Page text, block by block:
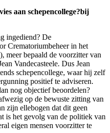
aan schepencollege?bij
ingediend? De
Crematoriumbeheer in het
meer bepaald de voorzitter van
Vandecasteele. Dus Jean
schepencollege, waar hij zelf
positief te adviseren.
nog objectief beoordelen?
op de bewuste zitting van
zijn ellebogen dat dit geen
is het gevolg van de politiek van
eigen mensen voorzitter te